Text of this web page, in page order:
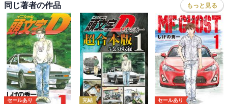
同じ著者の作品 もっと見る
セールあり 完結 セールあり